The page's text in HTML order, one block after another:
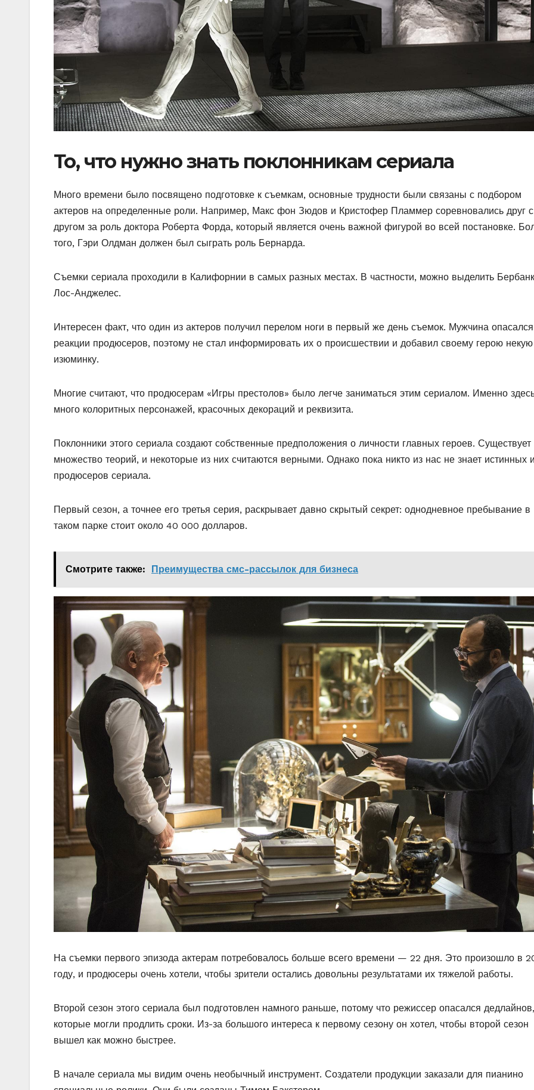
То, что нужно знать поклонникам сериала
Много времени было посвящено подготовке к съемкам, основные трудности были связаны с подбором
актеров на определенные роли. Например, Макс фон Зюдов и Кристофер Пламмер соревновались друг с
другом за роль доктора Роберта Форда, который является очень важной фигурой во всей постановке.
того, Гэри Олдман должен был сыграть роль Бернарда.
Съемки сериала проходили в Калифорнии в самых разных местах. В частности, можно выделить
Лос-Анджелес.
Интересен факт, что один из актеров получил перелом ноги в первый же день съемок. Мужчина опасался
реакции продюсеров, поэтому не стал информировать их о происшествии и добавил своему герою некую
изюминку.
Многие считают, что продюсерам «Игры престолов» было легче заниматься этим сериалом. Именно
много колоритных персонажей, красочных декораций и реквизита.
Поклонники этого сериала создают собственные предположения о личности главных героев. Существует
множество теорий, и некоторые из них считаются верными. Однако пока никто из нас не знает истинных
продюсеров сериала.
Первый сезон, а точнее его третья серия, раскрывает давно скрытый секрет: однодневное пребывание в
таком парке стоит около 40 000 долларов.
Смотрите также: Преимущества смс-рассылок для бизнеса
На съемки первого эпизода актерам потребовалось больше всего времени — 22 дня. Это произошло в
году, и продюсеры очень хотели, чтобы зрители остались довольны результатами их тяжелой работы.
Второй сезон этого сериала был подготовлен намного раньше, потому что режиссер опасался дедлайнов,
которые могли продлить сроки. Из-за большого интереса к первому сезону он хотел, чтобы второй сезон
вышел как можно быстрее.
В начале сериала мы видим очень необычный инструмент. Создатели продукции заказали для пианино